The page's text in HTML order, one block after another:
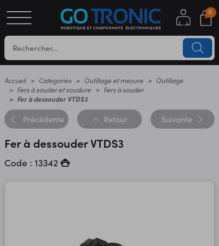
0
Accueil Categories Outillage et mesure
Outillage
Fers à souder et soudure
Fers à souder
Fer à dessouder VTDS3
Précédente Retour Suivante
Fer à dessouder VTDS3
Code : 13342